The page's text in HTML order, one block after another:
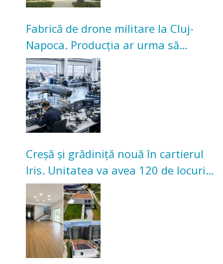
Fabrică de drone militare la Cluj-
Napoca. Producția ar urma să
înceapă în toamna acestui an
Creșă și grădiniță nouă în cartierul
Iris. Unitatea va avea 120 de locuri
pentru copii